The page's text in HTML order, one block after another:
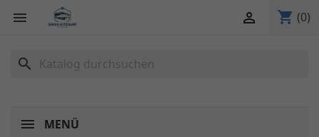
 shopping_cart (0)

search
MENÜ